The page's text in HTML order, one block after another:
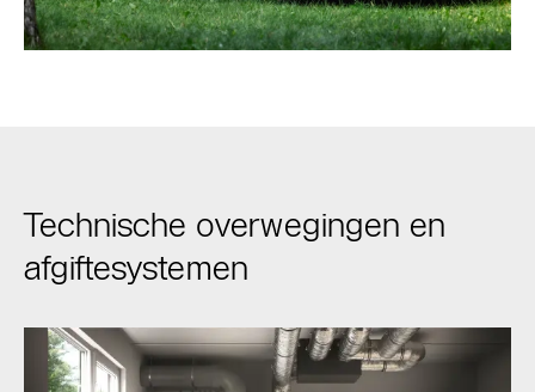
Technische overwegingen en
afgiftesystemen